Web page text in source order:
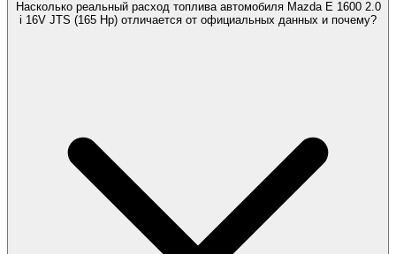
Насколько реальный расход топлива автомобиля Mazda E 1600 2.0
i 16V JTS (165 Hp) отличается от официальных данных и почему?